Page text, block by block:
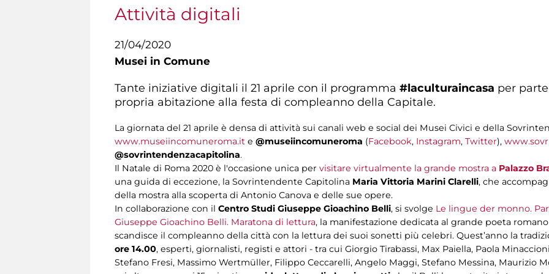
Attività digitali
21/04/2020
Musei in Comune
Tante iniziative digitali il 21 aprile con il programma #laculturaincasa per
propria abitazione alla festa di compleanno della Capitale.
La giornata del 21 aprile è densa di attività sui canali web e social dei Musei Civici e della
www.museiincomuneroma.it e @museiincomuneroma (Facebook, Instagram, Twitter),
@sovrintendenzacapitolina.
Il Natale di Roma 2020 è l'occasione unica per visitare virtualmente la grande mostra a Palazzo
una guida di eccezione, la Sovrintendente Capitolina Maria Vittoria Marini Clarelli, che
della mostra alla scoperta di Antonio Canova e delle sue opere.
In collaborazione con il Centro Studi Giuseppe Gioachino Belli, si svolge Le lingue der monno.
Giuseppe Gioachino Belli. Maratona di lettura, la manifestazione dedicata al grande poeta
scandisce il compleanno della città con la lettura dei suoi sonetti più celebri. Quest’anno la
ore 14.00, esperti, giornalisti, registi e attori - tra cui Giorgio Tirabassi, Max Paiella, Paola
Stefano Fresi, Massimo Wertmüller, Filippo Ceccarelli, Angelo Maggi, Stefano Messina, Maurizio